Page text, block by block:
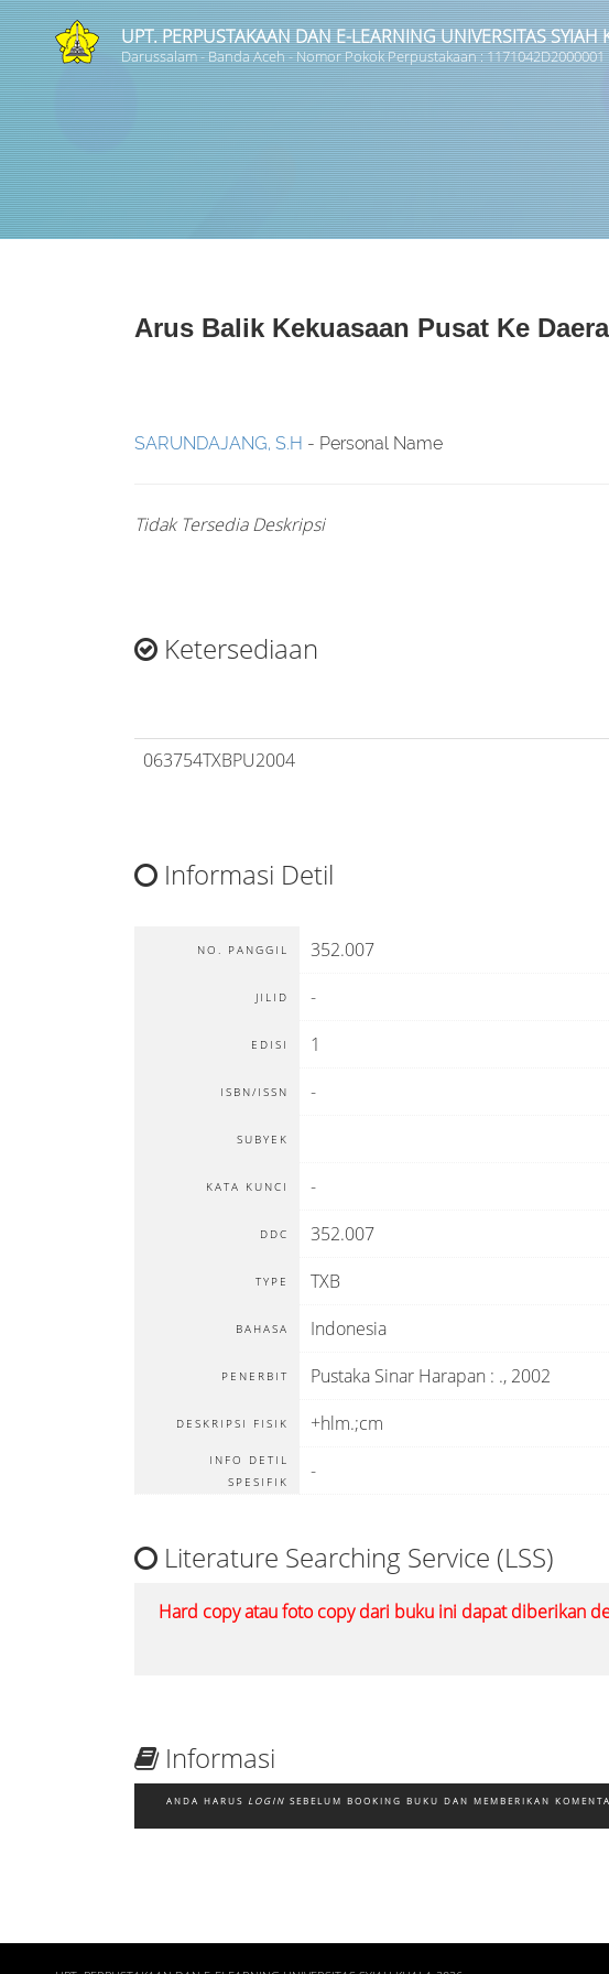
UPT. PERPUSTAKAAN DAN E-LEARNING UNIVERSITAS SYIAH
Darussalam - Banda Aceh - Nomor Pokok Perpustakaan : 1171042D2000001
Arus Balik Kekuasaan Pusat Ke
SARUNDAJANG, S.H - Personal Name
Tidak Tersedia Deskripsi
Ketersediaan
063754TXBPU2004
Informasi Detil
NO. PANGGIL 352.007
JILID -
EDISI 1
ISBN/ISSN -
SUBYEK
KATA KUNCI -
DDC 352.007
TYPE TXB
BAHASA Indonesia
PENERBIT Pustaka Sinar Harapan : ., 2002
DESKRIPSI FISIK +hlm.;cm
INFO DETIL
SPESIFIK
-
Literature Searching Service (LSS)
Hard copy atau foto copy dari buku ini dapat diberikan
Informasi
ANDA HARUS LOGIN SEBELUM BOOKING BUKU DAN MEMBERIKAN
Judul
Subyek
GMD
Pencarian